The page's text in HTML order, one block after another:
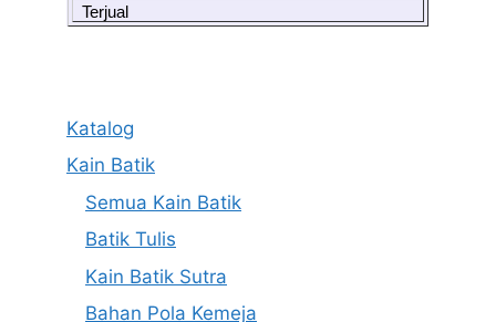
Terjual
Katalog
Kain Batik
Semua Kain Batik
Batik Tulis
Kain Batik Sutra
Bahan Pola Kemeja